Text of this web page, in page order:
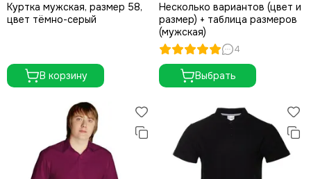
Куртка мужская, размер 58,
цвет тёмно-серый
В корзину
Несколько вариантов (цвет и
размер) + таблица размеров
(мужская)
4
Выбрать